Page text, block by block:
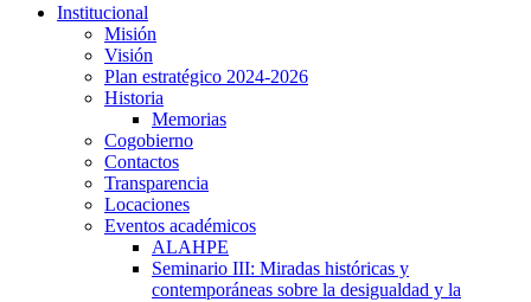
Institucional
Misión
Visión
Plan estratégico 2024-2026
Historia
Memorias
Cogobierno
Contactos
Transparencia
Locaciones
Eventos académicos
ALAHPE
Seminario III: Miradas históricas y
contemporáneas sobre la desigualdad y la